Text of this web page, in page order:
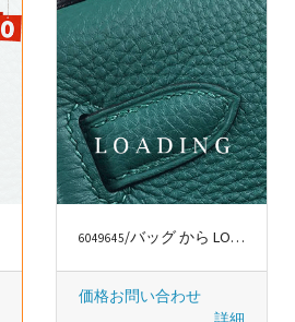
6049645/バッグ から LONGCHAMP
価格お問い合わせ